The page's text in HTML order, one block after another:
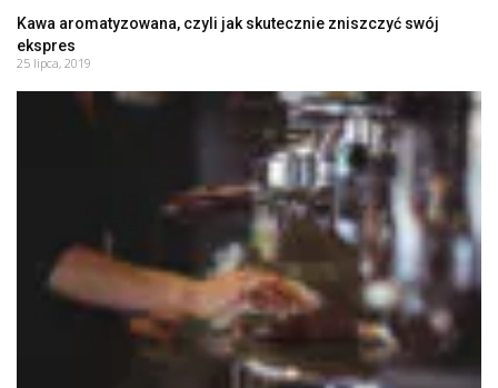
Kawa aromatyzowana, czyli jak skutecznie zniszczyć swój
ekspres
25 lipca, 2019